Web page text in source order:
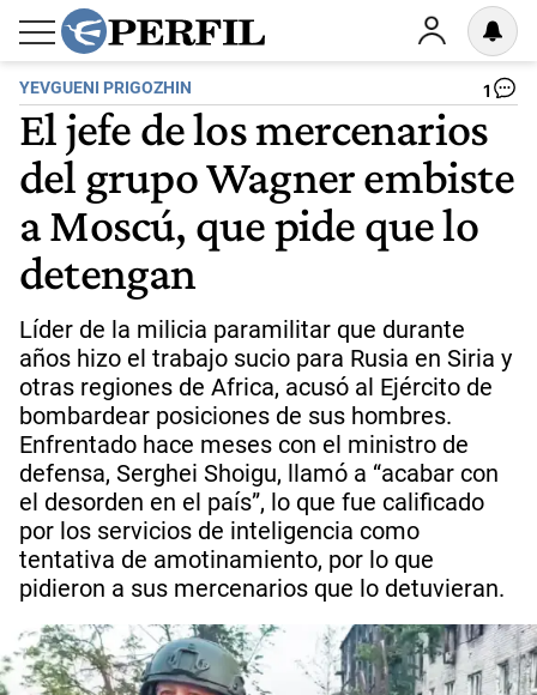
YEVGUENI PRIGOZHIN 1
El jefe de los mercenarios
del grupo Wagner embiste
a Moscú, que pide que lo
detengan
Líder de la milicia paramilitar que durante
años hizo el trabajo sucio para Rusia en Siria y
otras regiones de Africa, acusó al Ejército de
bombardear posiciones de sus hombres.
Enfrentado hace meses con el ministro de
defensa, Serghei Shoigu, llamó a “acabar con
el desorden en el país”, lo que fue calificado
por los servicios de inteligencia como
tentativa de amotinamiento, por lo que
pidieron a sus mercenarios que lo detuvieran.